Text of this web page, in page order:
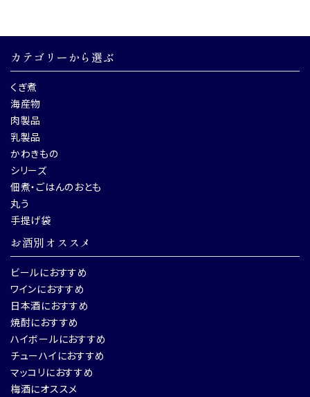
カテゴリーから選ぶ
くぎ煮
海産物
肉製品
乳製品
かわきもの
シリーズ
佃煮・ごはんのおとも
丸う
手提げ袋
お酒別オススメ
ビールにおすすめ
ワインにおすすめ
日本酒におすすめ
焼酎におすすめ
ハイボールにおすすめ
チューハイにおすすめ
マッコリにおすすめ
梅酒にオススメ